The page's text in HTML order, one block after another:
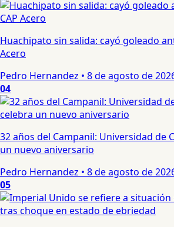
Huachipato sin salida: cayó goleado
Acero
Pedro Hernandez • 8 de agosto de
04
32 años del Campanil: Universidad de
un nuevo aniversario
Pedro Hernandez • 8 de agosto de
05